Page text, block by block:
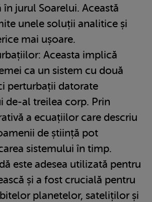
jurul Soarelui. Această
unele soluții analitice și
mai ușoare.
Aceasta implică
ca un sistem cu două
perturbații datorate
de-al treilea corp. Prin
a ecuațiilor care descriu
de știință pot
sistemului în timp.
este adesea utilizată pentru
și a fost crucială pentru
planetelor, sateliților și